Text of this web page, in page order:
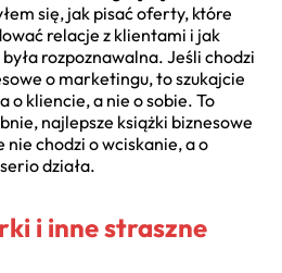
się, jak pisać oferty, które
relacje z klientami i jak
rozpoznawalna. Jeśli chodzi
o marketingu, to szukajcie
o kliencie, a nie o sobie. To
najlepsze książki biznesowe
nie chodzi o wciskanie, a o
działa.
i inne straszne